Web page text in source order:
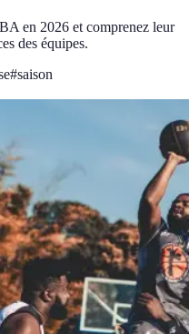
en 2026 et comprenez leur
des équipes.
#saison